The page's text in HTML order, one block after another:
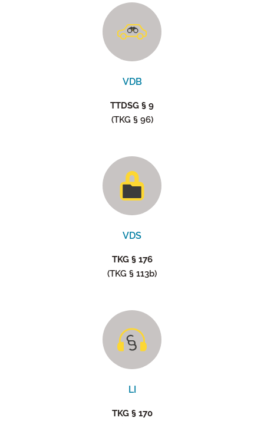
VDB
TTDSG § 9
(TKG § 96)
VDS
TKG § 176
(TKG § 113b)
LI
TKG § 170